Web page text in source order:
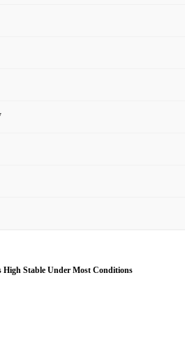
High Stable Under Most Conditions